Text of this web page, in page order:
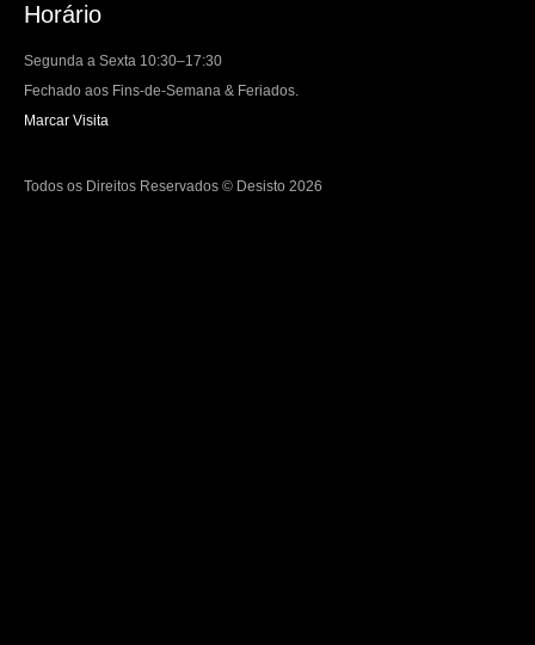
Horário
Segunda a Sexta 10:30–17:30
Fechado aos Fins-de-Semana & Feriados.
Marcar Visita
Todos os Direitos Reservados © Desisto 2026